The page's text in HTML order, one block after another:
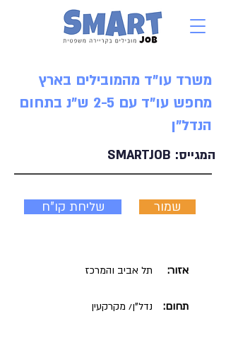
משרד עו"ד מהמובילים בארץ
מחפש עו"ד עם 2-5 ש"נ בתחום
הנדל"ן
SMARTJOB המגייס:
שליחת קו"ח שמור
תל אביב והמרכז אזור:
נדל"ן/ מקרקעין תחום: